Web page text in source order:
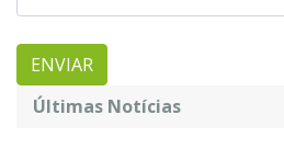
Últimas Notícias